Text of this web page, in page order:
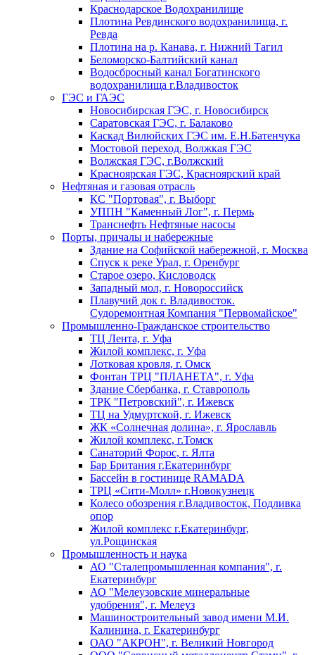
Краснодарское Водохранилище
Плотина Ревдинского водохранилища, г.
Ревда
Плотина на р. Канава, г. Нижний Тагил
Беломорско-Балтийский канал
Водосбросный канал Богатинского
водохранилища г.Владивосток
ГЭС и ГАЭС
Новосибирская ГЭС, г. Новосибирск
Саратовская ГЭС, г. Балаково
Каскад Вилюйских ГЭС им. Е.Н.Батенчука
Мостовой переход, Волжкая ГЭС
Волжская ГЭС, г.Волжский
Красноярская ГЭС, Красноярский край
Нефтяная и газовая отрасль
КС "Портовая", г. Выборг
УППН "Каменный Лог", г. Пермь
Транснефть Нефтяные насосы
Порты, причалы и набережные
Здание на Софийской набережной, г. Москва
Спуск к реке Урал, г. Оренбург
Старое озеро, Кисловодск
Западный мол, г. Новороссийск
Плавучий док г. Владивосток.
Судоремонтная Компания "Первомайское"
Промышленно-Гражданское строительство
ТЦ Лента, г. Уфа
Жилой комплекс, г. Уфа
Лотковая кровля, г. Омск
Фонтан ТРЦ "ПЛАНЕТА", г. Уфа
Здание Сбербанка, г. Ставрополь
ТРК "Петровский", г. Ижевск
ТЦ на Удмуртской, г. Ижевск
ЖК «Солнечная долина», г. Ярославль
Жилой комплекс, г.Томск
Санаторий Форос, г. Ялта
Бар Британия г.Екатеринбург
Бассейн в гостинице RAMADA
ТРЦ «Сити-Молл» г.Новокузнецк
Колесо обозрения г.Владивосток, Подливка
опор
Жилой комплекс г.Екатеринбург,
ул.Рощинская
Промышленность и наука
АО "Сталепромышленная компания", г.
Екатеринбург
АО "Мелеузовские минеральные
удобрения", г. Мелеуз
Машиностроительный завод имени М.И.
Калинина, г. Екатеринбург
ОАО "АКРОН", г. Великий Новгород